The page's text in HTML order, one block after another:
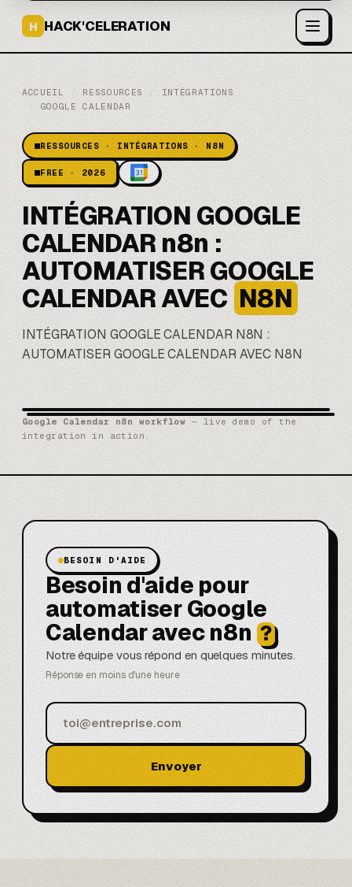
H HACK'CELERATION
ACCUEIL / RESSOURCES /
INTÉGRATIONS
/
GOOGLE CALENDAR
RESSOURCES · INTÉGRATIONS · N8N
FREE · 2026
INTÉGRATION GOOGLE
CALENDAR n8n :
AUTOMATISER GOOGLE
CALENDAR AVEC N8N
INTÉGRATION GOOGLE CALENDAR N8N :
AUTOMATISER GOOGLE CALENDAR AVEC N8N
Google Calendar n8n workflow — live demo of the
integration in action.
BESOIN D'AIDE
Besoin d'aide pour
automatiser Google
Calendar avec n8n ?
Notre équipe vous répond en quelques minutes.
Réponse en moins d'une heure
Envoyer